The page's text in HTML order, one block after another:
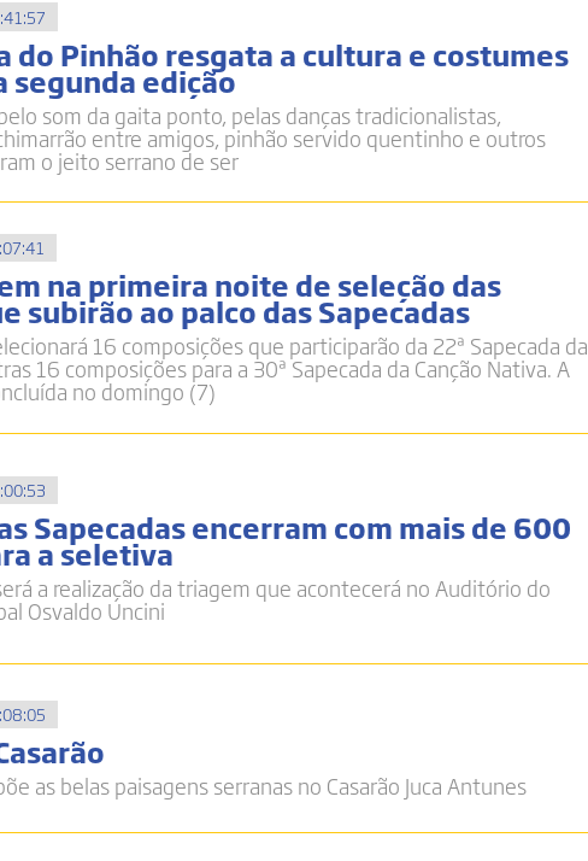
do Pinhão resgata a cultura e costumes
segunda edição
som da gaita ponto, pelas danças tradicionalistas,
entre amigos, pinhão servido quentinho e outros
o jeito serrano de ser
na primeira noite de seleção das
subirão ao palco das Sapecadas
16 composições que participarão da 22ª Sapecada da
16 composições para a 30ª Sapecada da Canção Nativa. A
no domingo (7)
Sapecadas encerram com mais de 600
a seletiva
a realização da triagem que acontecerá no Auditório do
Osvaldo Uncini
as belas paisagens serranas no Casarão Juca Antunes